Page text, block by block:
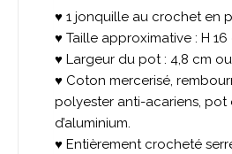
♥ 1 jonquille au crochet en
♥ Taille approximative : H
♥ Largeur du pot : 4,8 cm
♥ Coton mercerisé,
polyester anti-acariens, pot
d’aluminium.
♥ Entièrement crocheté